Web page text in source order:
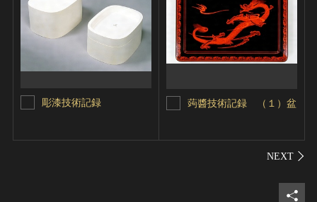
彫漆技術記録 蒟醬技術記録 （１）盆
シェ